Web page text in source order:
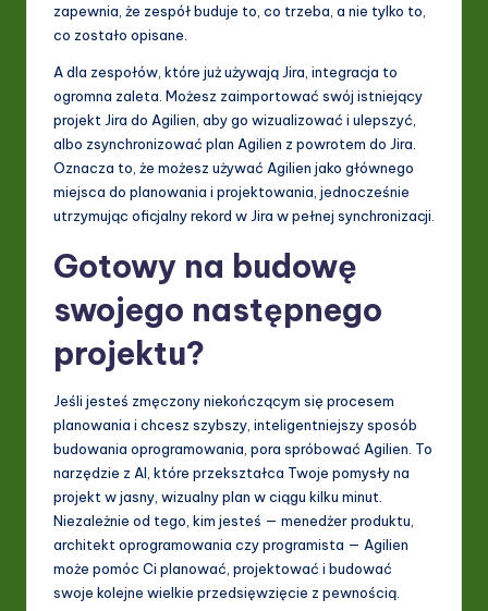
zapewnia, że zespół buduje to, co trzeba, a nie tylko to,
co zostało opisane.
A dla zespołów, które już używają Jira, integracja to
ogromna zaleta. Możesz zaimportować swój istniejący
projekt Jira do Agilien, aby go wizualizować i ulepszyć,
albo zsynchronizować plan Agilien z powrotem do Jira.
Oznacza to, że możesz używać Agilien jako głównego
miejsca do planowania i projektowania, jednocześnie
utrzymując oficjalny rekord w Jira w pełnej synchronizacji.
Gotowy na budowę
swojego następnego
projektu?
Jeśli jesteś zmęczony niekończącym się procesem
planowania i chcesz szybszy, inteligentniejszy sposób
budowania oprogramowania, pora spróbować Agilien. To
narzędzie z AI, które przekształca Twoje pomysły na
projekt w jasny, wizualny plan w ciągu kilku minut.
Niezależnie od tego, kim jesteś — menedżer produktu,
architekt oprogramowania czy programista — Agilien
może pomóc Ci planować, projektować i budować
swoje kolejne wielkie przedsięwzięcie z pewnością.